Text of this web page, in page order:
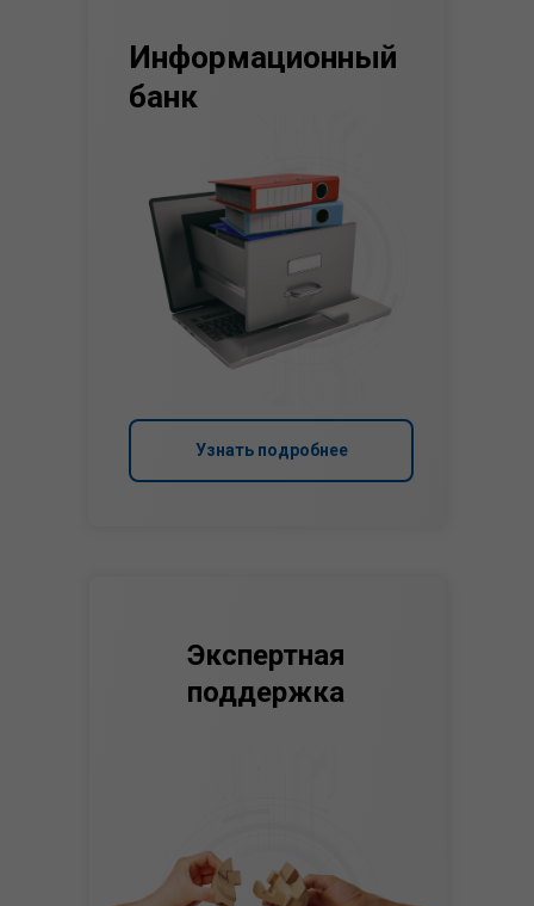
Узнать подробнее
Информационный
банк
Экспертная
поддержка